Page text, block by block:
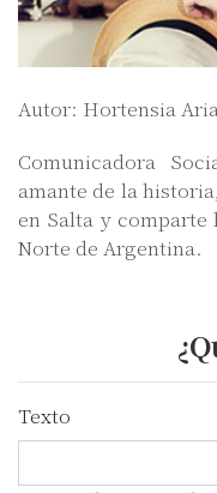
Autor: Hortensia
Comunicadora
amante de la
en Salta y
Norte de Argentina.
Texto